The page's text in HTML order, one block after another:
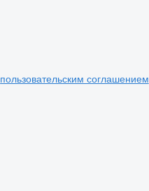
пользовательским соглашением